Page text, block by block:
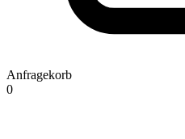
Anfragekorb
0